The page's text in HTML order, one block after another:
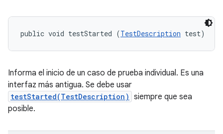
public void testStarted (TestDescription test)
Informa el inicio de un caso de prueba individual. Es una
interfaz más antigua. Se debe usar
testStarted(TestDescription) siempre que sea
posible.